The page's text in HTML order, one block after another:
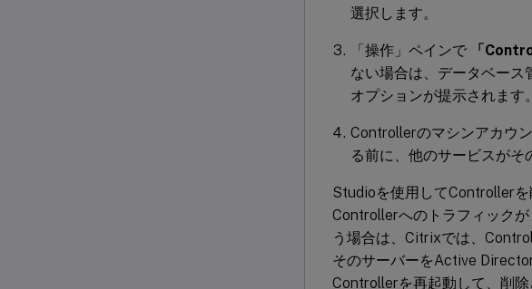
選択します。
「操作」ペインで 「
ない場合は、データベー
オプションが提示されます。
Controllerのマシンアカウ
る前に、他のサービスがそ
Studioを使用してController
Controllerへのトラフィック
う場合は、Citrixでは、
そのサーバーをActive
Controllerを再起動して、削